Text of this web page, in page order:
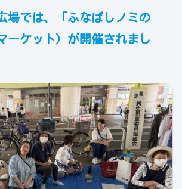
場では、「ふなばしノミの
ーケット）が開催されまし